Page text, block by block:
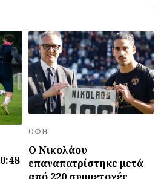
ΟΦΗ
Ο Νικολάου
επαναπατρίστηκε μετά